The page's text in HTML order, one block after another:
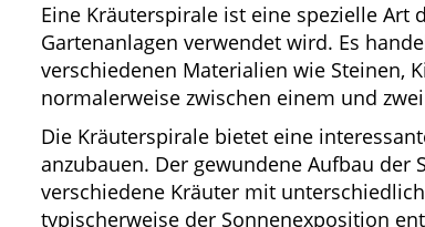
Eine Kräuterspirale ist eine spezielle Art
Gartenanlagen verwendet wird. Es
verschiedenen Materialien wie Steinen,
normalerweise zwischen einem und
Die Kräuterspirale bietet eine
anzubauen. Der gewundene Aufbau der
verschiedene Kräuter mit
typischerweise der Sonnenexposition